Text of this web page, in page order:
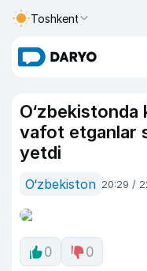
Toshkent
vafot etganlar
yetdi
O‘zbekiston 20:29 /
0 0